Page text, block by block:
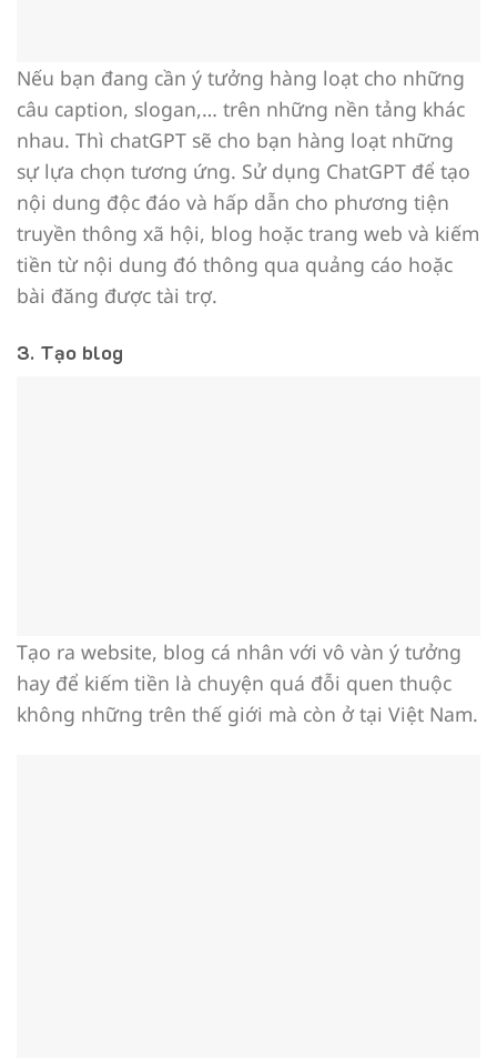
Nếu bạn đang cần ý tưởng hàng loạt cho những
câu caption, slogan,… trên những nền tảng khác
nhau. Thì chatGPT sẽ cho bạn hàng loạt những
sự lựa chọn tương ứng. Sử dụng ChatGPT để tạo
nội dung độc đáo và hấp dẫn cho phương tiện
truyền thông xã hội, blog hoặc trang web và kiếm
tiền từ nội dung đó thông qua quảng cáo hoặc
bài đăng được tài trợ.
3. Tạo blog
Tạo ra website, blog cá nhân với vô vàn ý tưởng
hay để kiếm tiền là chuyện quá đỗi quen thuộc
không những trên thế giới mà còn ở tại Việt Nam.